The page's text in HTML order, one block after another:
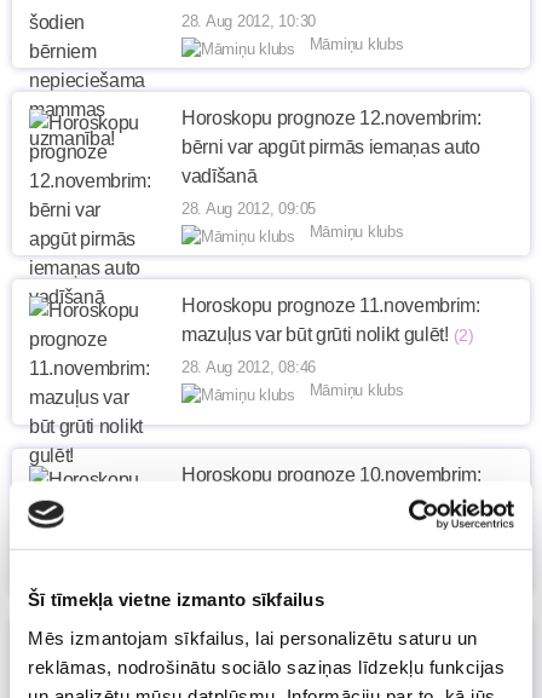
Šī tīmekļa vietne izmanto sīkfailus
Mēs izmantojam sīkfailus, lai personalizētu saturu un
reklāmas, nodrošinātu sociālo saziņas līdzekļu funkcijas
28. Aug 2012, 10:30
Māmiņu klubs
Horoskopu prognoze 12.novembrim:
bērni var apgūt pirmās iemaņas auto
vadīšanā
28. Aug 2012, 09:05
Māmiņu klubs
Horoskopu prognoze 11.novembrim:
mazuļus var būt grūti nolikt gulēt! (2)
28. Aug 2012, 08:46
Māmiņu klubs
Horoskopu prognoze 10.novembrim:
šodien iegādāts apģērbs kalpos ilgi!
Horoskopu prognoze 7.novembrim: bērni
šodien būs enerģijas pilni! (2)